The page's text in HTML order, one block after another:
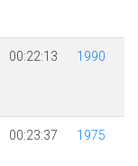
00:22:13 1990
00:23:37 1975